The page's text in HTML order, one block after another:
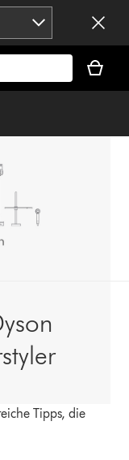
ist
Tipps, die